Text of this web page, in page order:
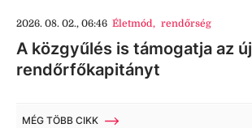
2026. 08. 02., 06:46 Életmód, rendőrség
A közgyűlés is támogatja az új
rendőrfőkapitányt
MÉG TÖBB CIKK